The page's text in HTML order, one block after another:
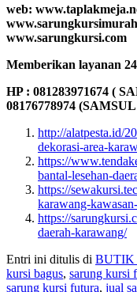
web:
www.sarungkursi.com
Memberikan layanan
HP : 081283971674 (
08176778974
http://alatpesta.id/
dekorasi-area-
https://
bantal-lesehan-
https://
karawang-
https://
daerah-karawang/
Entri ini ditulis di BUTIK
kursi bagus, sarung kursi
sarung kursi futura, jual